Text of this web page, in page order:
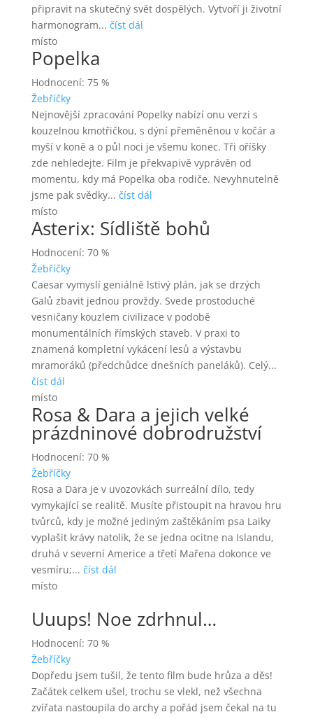
připravit na skutečný svět dospělých. Vytvoří ji životní
harmonogram... číst dál
místo
Popelka
Hodnocení: 75 %
Žebříčky
Nejnovější zpracování Popelky nabízí onu verzi s
kouzelnou kmotřičkou, s dýní přeměněnou v kočár a
myší v koně a o půl noci je všemu konec. Tři oříšky
zde nehledejte. Film je překvapivě vyprávěn od
momentu, kdy má Popelka oba rodiče. Nevyhnutelně
jsme pak svědky... číst dál
místo
Asterix: Sídliště bohů
Hodnocení: 70 %
Žebříčky
Caesar vymyslí geniálně lstivý plán, jak se drzých
Galů zbavit jednou provždy. Svede prostoduché
vesničany kouzlem civilizace v podobě
monumentálních římských staveb. V praxi to
znamená kompletní vykácení lesů a výstavbu
mramoráků (předchůdce dnešních paneláků). Celý...
číst dál
místo
Rosa & Dara a jejich velké
prázdninové dobrodružství
Hodnocení: 70 %
Žebříčky
Rosa a Dara je v uvozovkách surreální dílo, tedy
vymykající se realitě. Musíte přistoupit na hravou hru
tvůrců, kdy je možné jediným zaštěkáním psa Laiky
vyplašit krávy natolik, že se jedna ocitne na Islandu,
druhá v severní Americe a třetí Mařena dokonce ve
vesmíru;... číst dál
místo
Uuups! Noe zdrhnul…
Hodnocení: 70 %
Žebříčky
Dopředu jsem tušil, že tento film bude hrůza a děs!
Začátek celkem ušel, trochu se vlekl, než všechna
zvířata nastoupila do archy a pořád jsem čekal na tu